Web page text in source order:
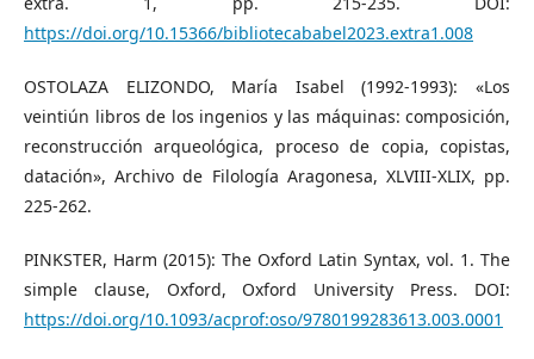
https://doi.org/10.15366/bibliotecababel2023.extra1.008
OSTOLAZA ELIZONDO, María Isabel (1992-1993): «Los
veintiún libros de los ingenios y las máquinas: composición,
reconstrucción arqueológica, proceso de copia, copistas,
datación», Archivo de Filología Aragonesa, XLVIII-XLIX, pp.
225-262.
PINKSTER, Harm (2015): The Oxford Latin Syntax, vol. 1. The
simple clause, Oxford, Oxford University Press. DOI:
https://doi.org/10.1093/acprof:oso/9780199283613.003.0001